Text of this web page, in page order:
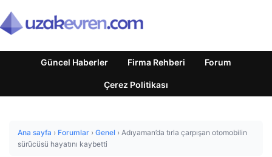
Güncel Haberler Firma Rehberi Forum
Çerez Politikası
Ana sayfa › Forumlar › Genel › Adıyaman’da tırla çarpışan otomobilin
sürücüsü hayatını kaybetti